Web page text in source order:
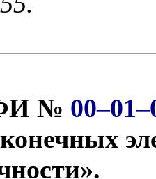
№
конечных